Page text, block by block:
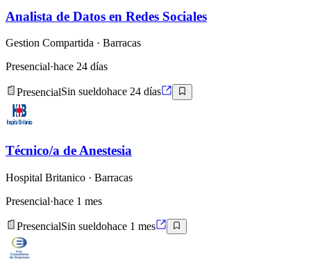
Analista de Datos en Redes Sociales
Gestion Compartida · Barracas
Presencial·hace 24 días
PresencialSin sueldohace 24 días
Técnico/a de Anestesia
Hospital Britanico · Barracas
Presencial·hace 1 mes
PresencialSin sueldohace 1 mes